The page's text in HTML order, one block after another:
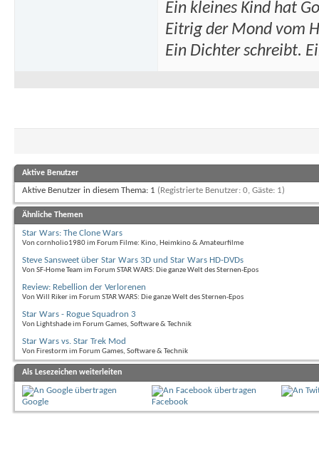
Ein kleines Kind hat
Eitrig der Mond vom
Ein Dichter schreibt.
Aktive Benutzer
Aktive Benutzer in diesem Thema: 1 (Registrierte Benutzer: 0, Gäste: 1)
Ähnliche Themen
Star Wars: The Clone Wars
Von cornholio1980 im Forum Filme: Kino, Heimkino & Amateurfilme
Steve Sansweet über Star Wars 3D und Star Wars HD-DVDs
Von SF-Home Team im Forum STAR WARS: Die ganze Welt des Sternen-Epos
Review: Rebellion der Verlorenen
Von Will Riker im Forum STAR WARS: Die ganze Welt des Sternen-Epos
Star Wars - Rogue Squadron 3
Von Lightshade im Forum Games, Software & Technik
Star Wars vs. Star Trek Mod
Von Firestorm im Forum Games, Software & Technik
Als Lesezeichen weiterleiten
Google Facebook